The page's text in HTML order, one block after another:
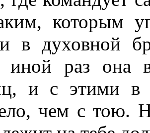
которым
в духовной
иной раз она
и с этими в
чем с тою.